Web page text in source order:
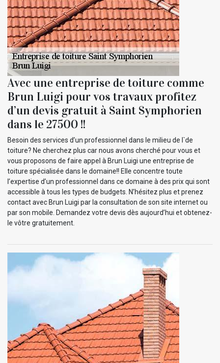
Avec une entreprise de toiture comme
Brun Luigi pour vos travaux profitez
d’un devis gratuit à Saint Symphorien
dans le 27500 !!
Besoin des services d’un professionnel dans le milieu de l`de
toiture? Ne cherchez plus car nous avons cherché pour vous et
vous proposons de faire appel à Brun Luigi une entreprise de
toiture spécialisée dans le domaine!! Elle concentre toute
l’expertise d’un professionnel dans ce domaine à des prix qui sont
accessible à tous les types de budgets. N’hésitez plus et prenez
contact avec Brun Luigi par la consultation de son site internet ou
par son mobile. Demandez votre devis dès aujourd’hui et obtenez-
le vôtre gratuitement.